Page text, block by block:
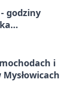
godziny
i